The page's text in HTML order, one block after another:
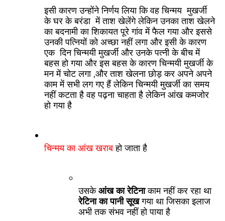
इसी कारण उन्होंने निर्णय लिया कि वह चिन्मय  मुखर्जी
के घर के बरंडा  में ताश खेलेंगे लेकिन उनका ताश खेलने
का बदनामी का शिकायत पूरे गांव में फैल गया और इससे
उनकी पत्नियों को अच्छा नहीं लगा और इसी के कारण
एक  दिन चिन्मयी मुखर्जी और उनके पत्नी के बीच में
बहस हो गया और इस बहस के कारण चिन्मयी मुखर्जी के
मन में चोट लगा ,और ताश खेलना छोड़ कर अपने अपने
काम में सभी लग गए हैं लेकिन चिन्मयी मुखर्जी का समय
नहीं कटता है वह पढ़ना चाहता है लेकिन आंख कमजोर
हो गया है
चिन्मय का आंख खराब हो जाता है
उसके आंख का रेटिना
काम नहीं कर रहा था
रेटिना का पानी सूख गया था जिसका इलाज
अभी तक संभव नहीं हो पाया है